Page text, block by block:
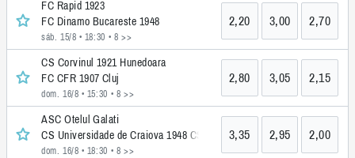
FC Rapid 1923
FC Dinamo Bucareste 1948
sáb. 15/8 • 18:30 • 8 >>
2,20 3,00 2,70
CS Corvinul 1921 Hunedoara
FC CFR 1907 Cluj
dom. 16/8 • 15:30 • 8 >>
2,80 3,05 2,15
ASC Otelul Galati
CS Universidade de Craiova 1948 CS
dom. 16/8 • 18:30 • 8 >>
3,35 2,95 2,00